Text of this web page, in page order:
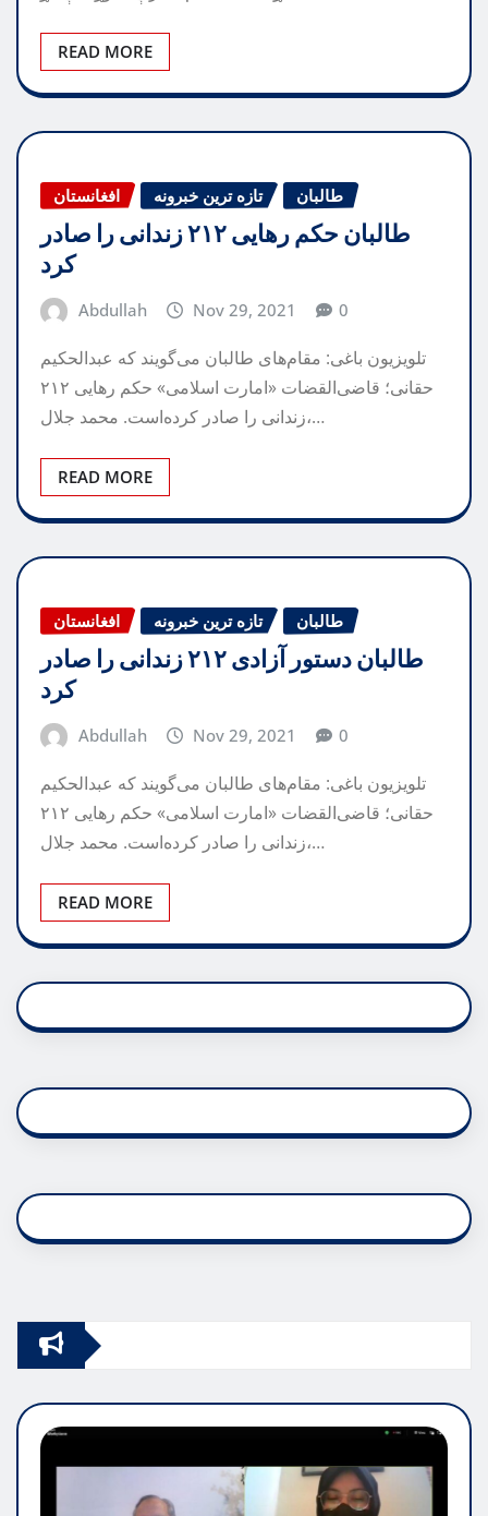
READ MORE
افغانستان تازه ترین خبرونه طالبان
طالبان حکم رهایی ۲۱۲ زندانی را صادر
کرد
Abdullah Nov 29, 2021 0
تلویزیون باغی: مقام‌های طالبان می‌گویند که عبدالحکیم
حقانی؛ قاضی‌القضات «امارت اسلامی» حکم رهایی ۲۱۲
زندانی را صادر کرده‌است. محمد جلال،…
READ MORE
افغانستان تازه ترین خبرونه طالبان
طالبان دستور آزادی ۲۱۲ زندانی را صادر
کرد
Abdullah Nov 29, 2021 0
تلویزیون باغی: ‏مقام‌های طالبان می‌گویند که عبدالحکیم
حقانی؛ قاضی‌القضات «امارت اسلامی» حکم رهایی ۲۱۲
زندانی را صادر کرده‌است. محمد جلال،…
READ MORE